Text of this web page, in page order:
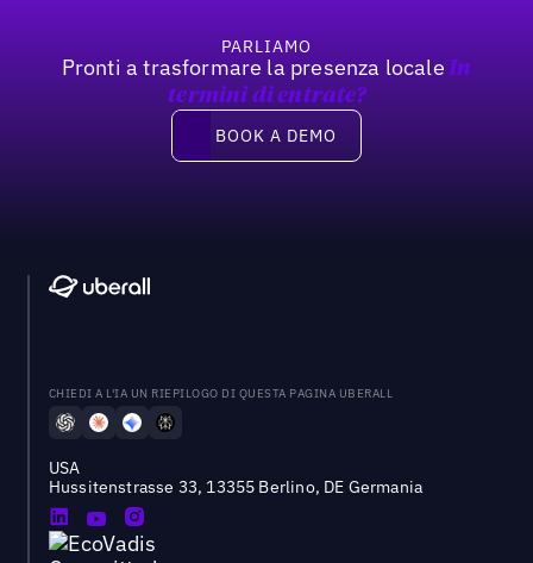
PARLIAMO
Pronti a trasformare la presenza locale In
termini di entrate?
Book a demo
BOOK A DEMO
CHIEDI A L'IA UN RIEPILOGO DI QUESTA PAGINA UBERALL
USA
Hussitenstrasse 33, 13355 Berlino, DE Germania